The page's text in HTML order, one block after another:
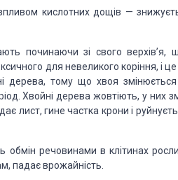
кислотних дощів —
починаючи зі свого
для невеликого коріння, і
дерева, тому що хвоя
Хвойні дерева жовтіють, у них
лист, гине частка крони і
обмін речовинами в клітинах
падає врожайність.